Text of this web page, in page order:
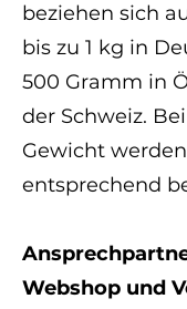
beziehen sich
bis zu 1 kg in
500 Gramm in
der Schweiz.
Gewicht
entsprechend
Webshop und